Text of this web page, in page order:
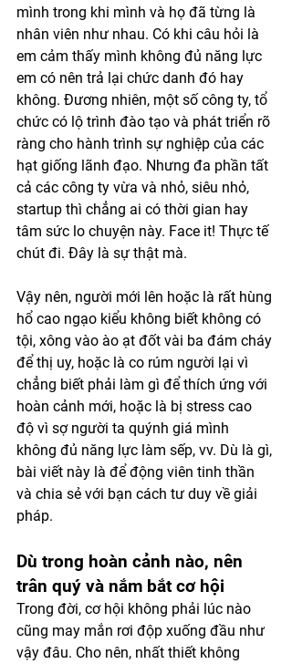
mình trong khi mình và họ đã từng là
nhân viên như nhau. Có khi câu hỏi là
em cảm thấy mình không đủ năng lực
em có nên trả lại chức danh đó hay
không. Đương nhiên, một số công ty, tổ
chức có lộ trình đào tạo và phát triển rõ
ràng cho hành trình sự nghiệp của các
hạt giống lãnh đạo. Nhưng đa phần tất
cả các công ty vừa và nhỏ, siêu nhỏ,
startup thì chẳng ai có thời gian hay
tâm sức lo chuyện này. Face it! Thực tế
chút đi. Đây là sự thật mà.
Vậy nên, người mới lên hoặc là rất hùng
hổ cao ngạo kiểu không biết không có
tội, xông vào ào ạt đốt vài ba đám cháy
để thị uy, hoặc là co rúm người lại vì
chẳng biết phải làm gì để thích ứng với
hoàn cảnh mới, hoặc là bị stress cao
độ vì sợ người ta quýnh giá mình
không đủ năng lực làm sếp, vv. Dù là gì,
bài viết này là để động viên tinh thần
và chia sẻ với bạn cách tư duy về giải
pháp.
Dù trong hoàn cảnh nào, nên
trân quý và nắm bắt cơ hội
Trong đời, cơ hội không phải lúc nào
cũng may mắn rơi độp xuống đầu như
vậy đâu. Cho nên, nhất thiết không